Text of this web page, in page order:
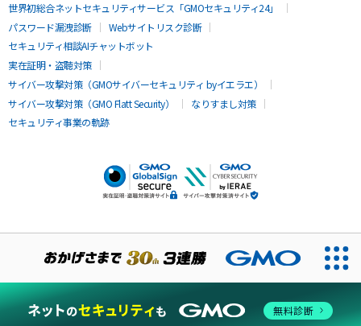
世界初総合ネットセキュリティサービス「GMOセキュリティ24」
パスワード漏洩診断
Webサイトリスク診断
セキュリティ相談AIチャットボット
実在証明・盗聴対策
サイバー攻撃対策（GMOサイバーセキュリティ byイエラエ）
サイバー攻撃対策（GMO Flatt Security）
なりすまし対策
セキュリティ事業の軌跡
無料診断